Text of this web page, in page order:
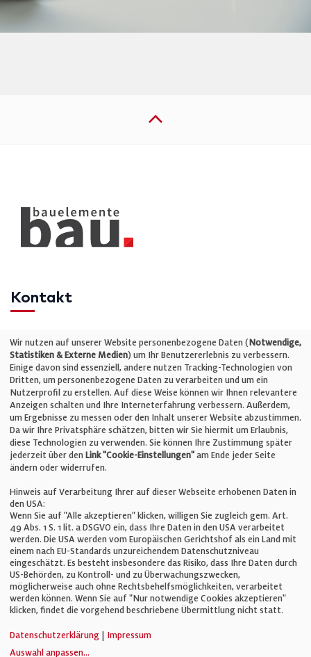
Kontakt
Telefon: +49 (0)711 2585563-0
E-Mail:info@bauelemente-bau.eu
Unternehmen
Impressum
Cookie-Einstellungen
AGB
© Verlag für Fachpublizistik GmbH
Wir nutzen auf unserer Website personenbezogene Daten (Notwendige,
Statistiken & Externe Medien) um Ihr Benutzererlebnis zu verbessern.
Einige davon sind essenziell, andere nutzen Tracking-Technologien von
Dritten, um personenbezogene Daten zu verarbeiten und um ein
Nutzerprofil zu erstellen. Auf diese Weise können wir Ihnen relevantere
Anzeigen schalten und Ihre Interneterfahrung verbessern. Außerdem,
um Ergebnisse zu messen oder den Inhalt unserer Website abzustimmen.
Da wir Ihre Privatsphäre schätzen, bitten wir Sie hiermit um Erlaubnis,
diese Technologien zu verwenden. Sie können Ihre Zustimmung später
jederzeit über den Link "Cookie-Einstellungen" am Ende jeder Seite
ändern oder widerrufen.
Hinweis auf Verarbeitung Ihrer auf dieser Webseite erhobenen Daten in
den USA:
Wenn Sie auf "Alle akzeptieren" klicken, willigen Sie zugleich gem. Art.
49 Abs. 1 S. 1 lit. a DSGVO ein, dass Ihre Daten in den USA verarbeitet
werden. Die USA werden vom Europäischen Gerichtshof als ein Land mit
einem nach EU-Standards unzureichendem Datenschutzniveau
eingeschätzt. Es besteht insbesondere das Risiko, dass Ihre Daten durch
US-Behörden, zu Kontroll- und zu Überwachungszwecken,
möglicherweise auch ohne Rechtsbehelfsmöglichkeiten, verarbeitet
werden können. Wenn Sie auf "Nur notwendige Cookies akzeptieren"
klicken, findet die vorgehend beschriebene Übermittlung nicht statt.
Datenschutzerklärung
Impressum
Auswahl anpassen...